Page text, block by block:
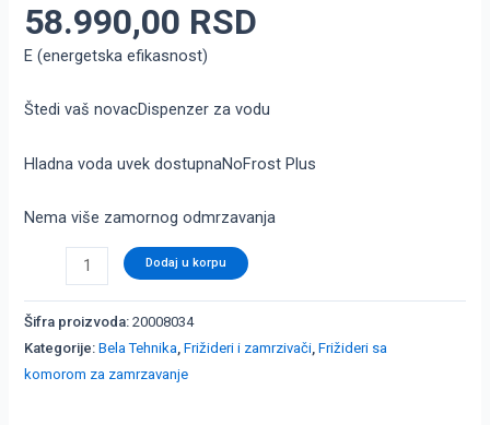
58.990,00 RSD
E (energetska efikasnost)
Štedi vaš novacDispenzer za vodu
Hladna voda uvek dostupnaNoFrost Plus
Nema više zamornog odmrzavanja
Dodaj u korpu
Šifra proizvoda:20008034
Kategorije:Bela Tehnika ,Frižideri i zamrzivači ,Frižideri sa
komorom za zamrzavanje